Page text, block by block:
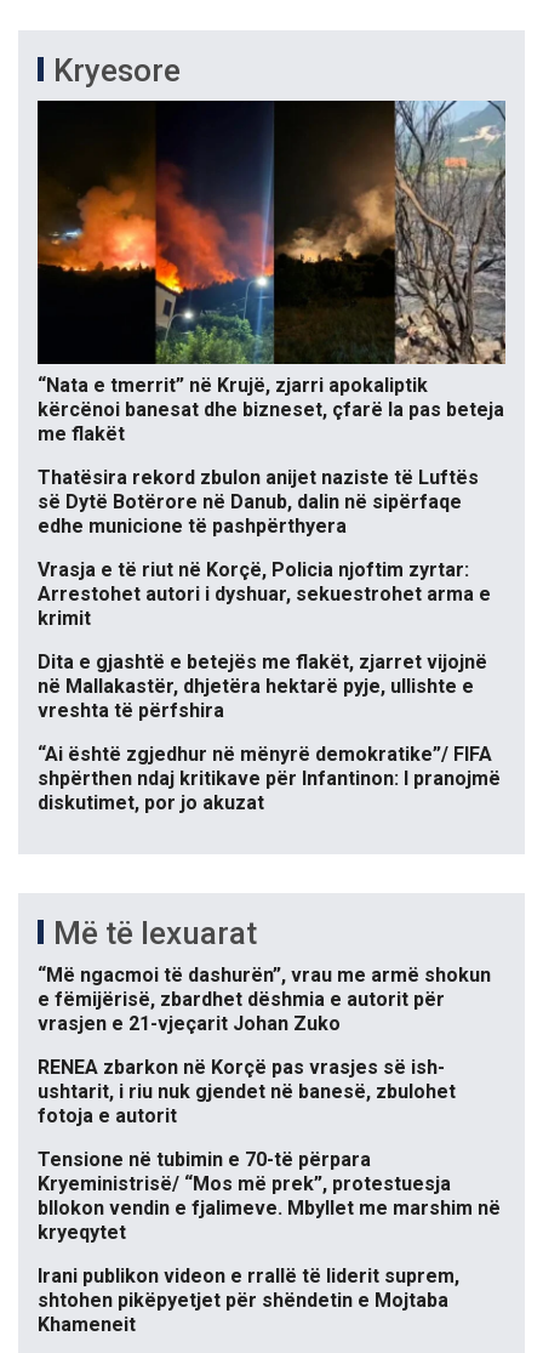
Kryesore
“Nata e tmerrit” në Krujë, zjarri apokaliptik
kërcënoi banesat dhe bizneset, çfarë la pas beteja
me flakët
Thatësira rekord zbulon anijet naziste të Luftës
së Dytë Botërore në Danub, dalin në sipërfaqe
edhe municione të pashpërthyera
Vrasja e të riut në Korçë, Policia njoftim zyrtar:
Arrestohet autori i dyshuar, sekuestrohet arma e
krimit
Dita e gjashtë e betejës me flakët, zjarret vijojnë
në Mallakastër, dhjetëra hektarë pyje, ullishte e
vreshta të përfshira
“Ai është zgjedhur në mënyrë demokratike”/ FIFA
shpërthen ndaj kritikave për Infantinon: I pranojmë
diskutimet, por jo akuzat
Më të lexuarat
“Më ngacmoi të dashurën”, vrau me armë shokun
e fëmijërisë, zbardhet dëshmia e autorit për
vrasjen e 21-vjeçarit Johan Zuko
RENEA zbarkon në Korçë pas vrasjes së ish-
ushtarit, i riu nuk gjendet në banesë, zbulohet
fotoja e autorit
Tensione në tubimin e 70-të përpara
Kryeministrisë/ “Mos më prek”, protestuesja
bllokon vendin e fjalimeve. Mbyllet me marshim në
kryeqytet
Irani publikon videon e rrallë të liderit suprem,
shtohen pikëpyetjet për shëndetin e Mojtaba
Khameneit